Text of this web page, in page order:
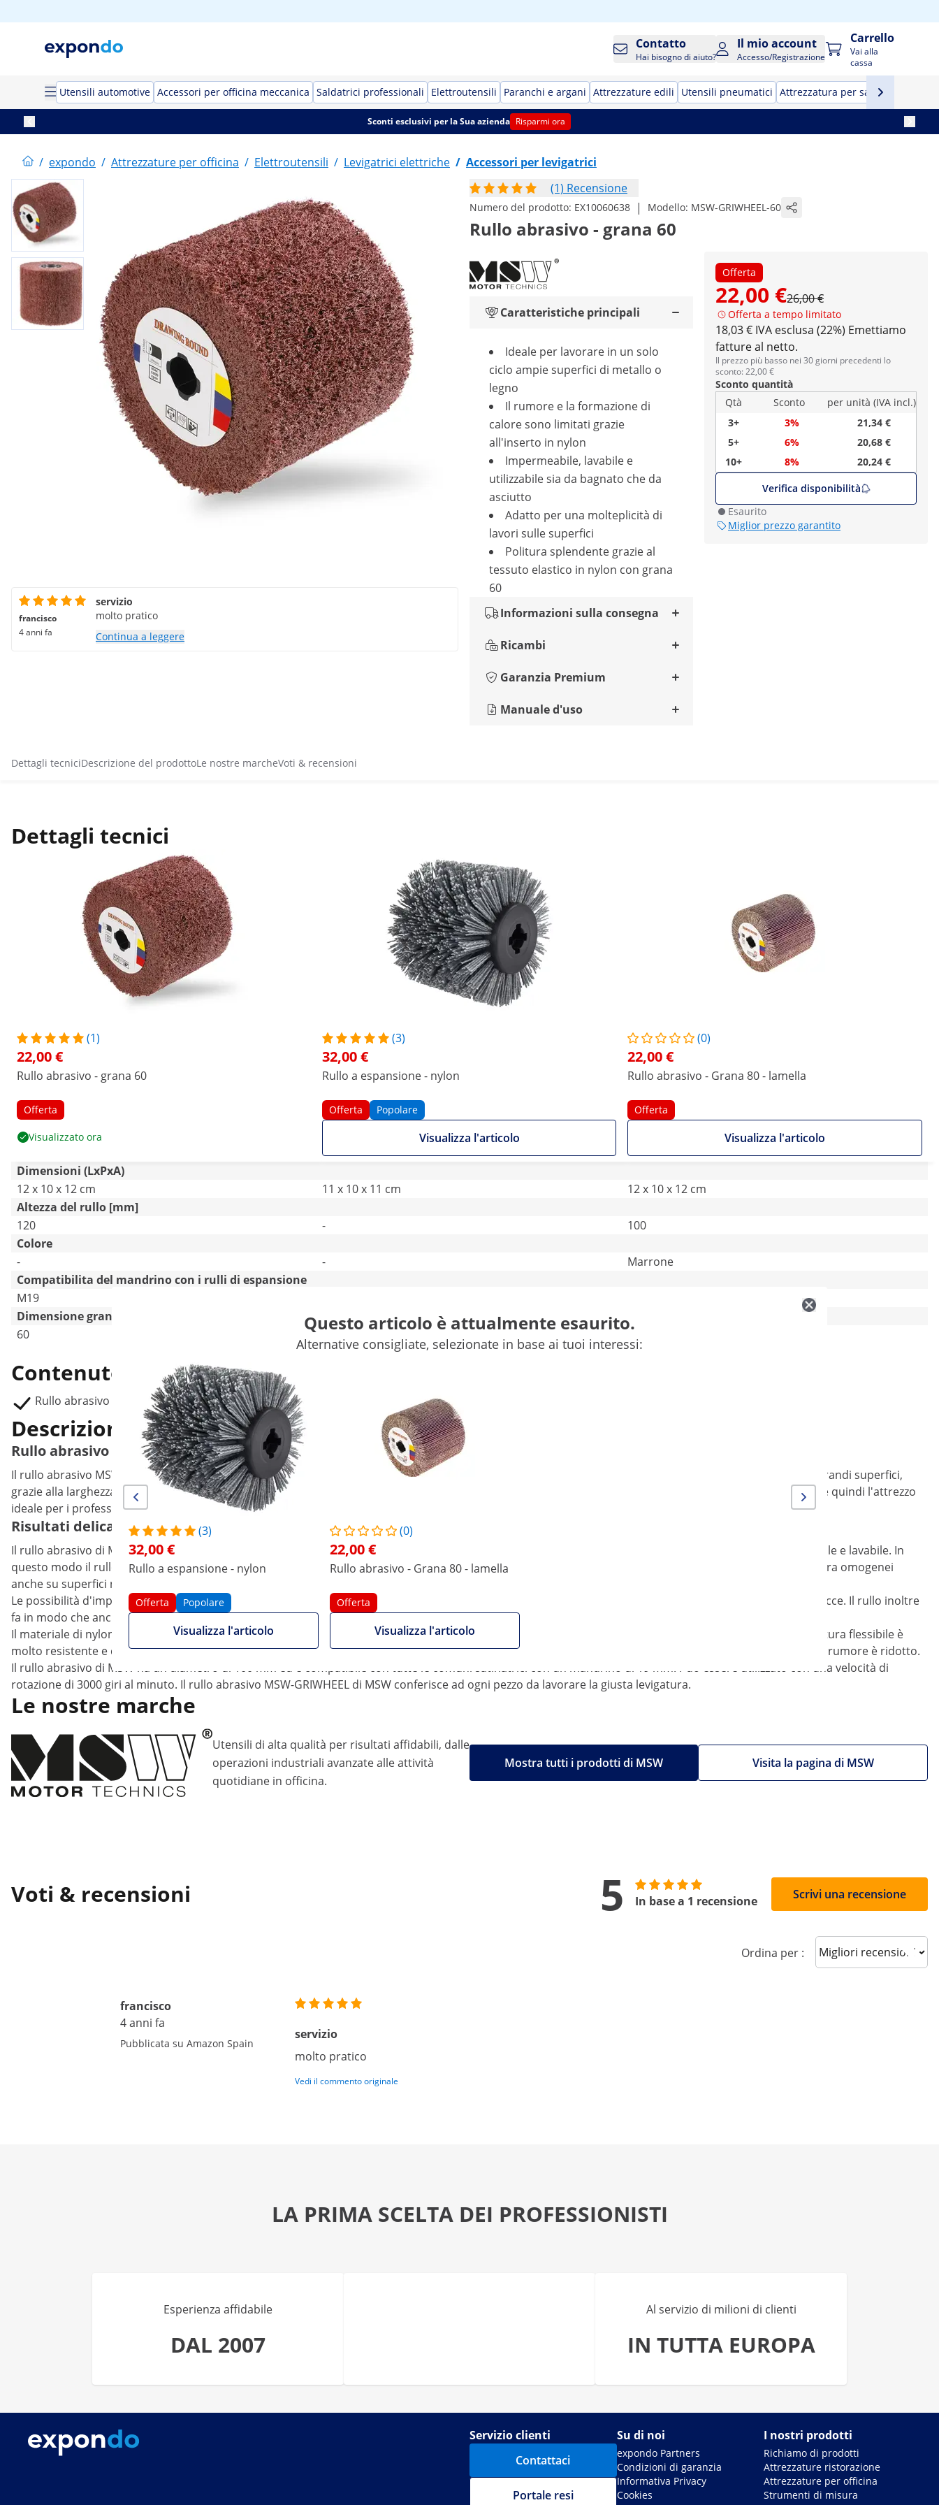
Contatto
Hai bisogno di aiuto?
Il mio account
Accesso/Registrazione
Carrello
Vai alla
cassa
Utensili automotive Accessori per officina meccanica Saldatrici professionali Elettroutensili Paranchi e argani Attrezzature edili Utensili pneumatici Attrezzatura per saldatura a
Sconti esclusivi per la Sua azienda Risparmi ora
/ expondo / Attrezzature per officina / Elettroutensili / Levigatrici elettriche / Accessori per levigatrici
(1) Recensione
Numero del prodotto: EX10060638 | Modello: MSW-GRIWHEEL-60
Rullo abrasivo - grana 60
Offerta
22,00 €26,00 €
Offerta a tempo limitato
18,03 € IVA esclusa (22%) Emettiamo
fatture al netto.
Il prezzo più basso nei 30 giorni precedenti lo
sconto: 22,00 €
Sconto quantità
Qtà
Sconto
per unità (IVA incl.)
3+
3%
21,34 €
5+
6%
20,68 €
10+
8%
20,24 €
Verifica disponibilità
Esaurito
Miglior prezzo garantito
Caratteristiche principali
Ideale per lavorare in un solo
ciclo ampie superfici di metallo o
legno
Il rumore e la formazione di
calore sono limitati grazie
all'inserto in nylon
Impermeabile, lavabile e
utilizzabile sia da bagnato che da
asciutto
Adatto per una molteplicità di
lavori sulle superfici
Politura splendente grazie al
tessuto elastico in nylon con grana
60
Informazioni sulla consegna
Ricambi
Garanzia Premium
Manuale d'uso
francisco
4 anni fa
servizio
molto pratico
Continua a leggere
Dettagli tecniciDescrizione del prodottoLe nostre marcheVoti & recensioni
Dettagli tecnici
(1)
22,00 €
Rullo abrasivo - grana 60
Offerta
Visualizzato ora
(3)
32,00 €
Rullo a espansione - nylon
Offerta Popolare
Visualizza l'articolo
(0)
22,00 €
Rullo abrasivo - Grana 80 - lamella
Offerta
Visualizza l'articolo
Dimensioni (LxPxA)
12 x 10 x 12 cm
11 x 10 x 11 cm
12 x 10 x 12 cm
Altezza del rullo [mm]
120
-
100
Colore
-
-
Marrone
Compatibilita del mandrino con i rulli di espansione
M19
Dimensione grana
60
-
80
Confronta più caratteristiche
Contenuto della consegna
Rullo abrasivo MSW-GRIWHEEL-60
Questo articolo è attualmente esaurito.
Alternative consigliate, selezionate in base ai tuoi interessi:
(3)
32,00 €
Rullo a espansione - nylon
Offerta Popolare
Visualizza l'articolo
(0)
22,00 €
Rullo abrasivo - Grana 80 - lamella
Offerta
Visualizza l'articolo
Descrizione del prodotto
Rullo abrasivo - grana 60
Il rullo abrasivo MSW-GRIWHEEL-60 di MSW possiede una grana 60 ed è un accessorio per la satinatrice. Con questo si possono levigare, polire e lucidare grandi superfici,
grazie alla larghezza del rullo pari a 120 mm. Con questo rullo abrasivo si possono rendere splendenti superfici di metallo e legno. Il rullo abrasivo di MSW è quindi l'attrezzo
ideale per i professionisti ma anche per gli amanti del fai da te.
Risultati delicati e d'effetto con il rullo abrasivo di MSW
Il rullo abrasivo di MSW ha una struttura elastica e aperta a rete. Questa fa in modo che il rullo non conduca l'elettricità e allo stesso tempo sia impermeabile e lavabile. In
questo modo il rullo può essere utilizzato sia bagnato che asciutto su diversi tipi di superfici di metallo. Con questo rullo otterrete sempre risultati di politura omogenei
anche su superfici non piane.
Le possibilità d'impiego di questo rullo abrasivo sono molteplici: si possono levigare, polire e opacizzare metalli non ferrosi o acciaio inox senza lasciare tracce. Il rullo inoltre
fa in modo che anche il legno sia sempre splendente. Inoltre il rullo abrasivo MSW-GRIWHEEL-60 rimuove graffi e difetti.
Il materiale di nylon elastico con il suo flessibile rivestimento in grana rende il rullo adatto a tutte le superfici e permette risultati di lavoro ottimali. La struttura flessibile è
molto resistente e duratura e assicura una maggiore deviazione del calore, evitando dunque la deformazione dei materiali. Inoltre durante la lavorazione il rumore è ridotto.
Il rullo abrasivo di MSW ha un diametro di 100 mm ed è compatibile con tutte le comuni satinatrici con un mandrino di 19 mm. Può essere utilizzato con una velocità di
rotazione di 3000 giri al minuto. Il rullo abrasivo MSW-GRIWHEEL di MSW conferisce ad ogni pezzo da lavorare la giusta levigatura.
Le nostre marche
Utensili di alta qualità per risultati affidabili, dalle
operazioni industriali avanzate alle attività
quotidiane in officina.
Visita la pagina di MSW
Mostra tutti i prodotti di MSW
Voti & recensioni 5 In base a 1 recensione Scrivi una recensione
Ordina per : Sort reviews
francisco
4 anni fa
Pubblicata su Amazon Spain
servizio
molto pratico
Vedi il commento originale
LA PRIMA SCELTA DEI PROFESSIONISTI
Esperienza affidabile
DAL 2007
Al servizio di milioni di clienti
IN TUTTA EUROPA
Servizio clienti
Contattaci
Portale resi
Su di noi
expondo Partners
Condizioni di garanzia
Informativa Privacy
Cookies
I nostri prodotti
Richiamo di prodotti
Attrezzature ristorazione
Attrezzature per officina
Strumenti di misura